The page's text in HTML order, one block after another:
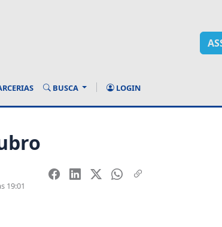
BUSCA LOGIN
19:01